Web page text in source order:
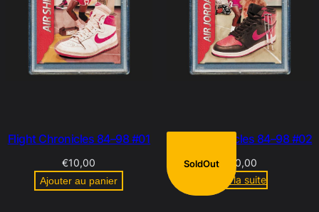
Flight Chronicles 84–98 #01
€10,00
Ajouter au panier
SoldOut
Flight Chronicles 84–98 #02
10,00
Lire la suite